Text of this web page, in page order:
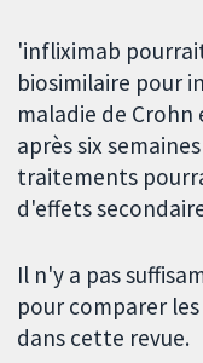
'infliximab
biosimilaire pour
maladie de
après six
traitements
d'effets
Il n'y a pas
pour comparer
dans cette revue.